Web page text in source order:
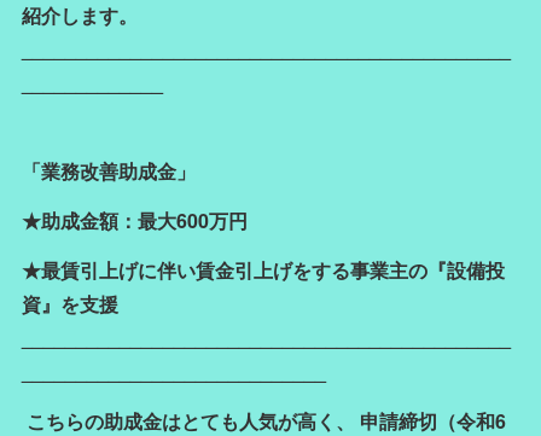
紹介します。
「業務改善助成金」
★助成金額：最大600万円
★最賃引上げに伴い賃金引上げをする事業主の『設備投
資』を支援
こちらの助成金はとても人気が高く、 申請締切（令和6